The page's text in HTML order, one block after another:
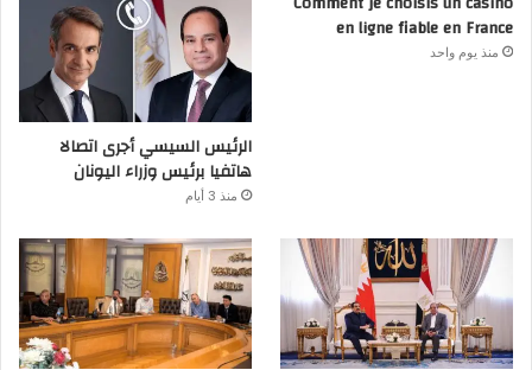
en ligne fiable en France
منذ يوم واحد
الرئيس السيسي أجرى اتصالا
هاتفيا برئيس وزراء اليونان
منذ 3 أيام